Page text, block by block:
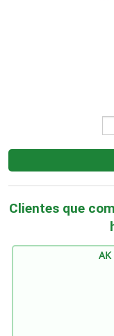
Clientes que
AK